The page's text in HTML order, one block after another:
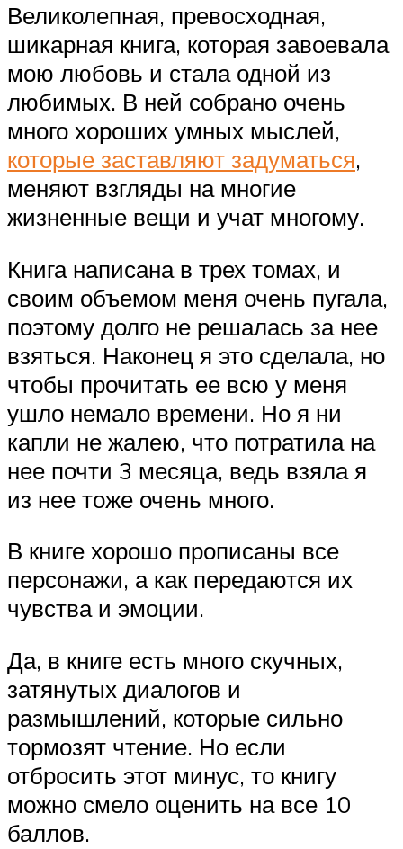
Великолепная, превосходная,
шикарная книга, которая завоевала
мою любовь и стала одной из
любимых. В ней собрано очень
много хороших умных мыслей,
которые заставляют задуматься,
меняют взгляды на многие
жизненные вещи и учат многому.
Книга написана в трех томах, и
своим объемом меня очень пугала,
поэтому долго не решалась за нее
взяться. Наконец я это сделала, но
чтобы прочитать ее всю у меня
ушло немало времени. Но я ни
капли не жалею, что потратила на
нее почти 3 месяца, ведь взяла я
из нее тоже очень много.
В книге хорошо прописаны все
персонажи, а как передаются их
чувства и эмоции.
Да, в книге есть много скучных,
затянутых диалогов и
размышлений, которые сильно
тормозят чтение. Но если
отбросить этот минус, то книгу
можно смело оценить на все 10
баллов.